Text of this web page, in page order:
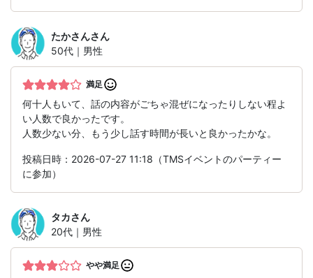
たかさんさん
50代｜男性
満足
何十人もいて、話の内容がごちゃ混ぜになったりしない程よ
い人数で良かったです。
人数少ない分、もう少し話す時間が長いと良かったかな。
投稿日時：2026-07-27 11:18（TMSイベントのパーティー
に参加）
タカさん
20代｜男性
やや満足